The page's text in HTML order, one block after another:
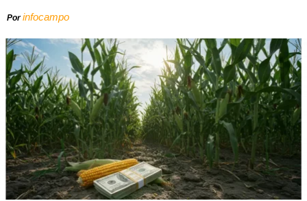
Porinfocampo